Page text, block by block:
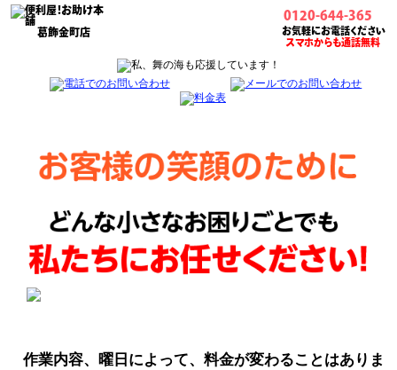
葛飾金町店
0120-644-365
お気軽にお電話ください
スマホからも通話無料
作業内容、曜日によって、料金が変わることはありま